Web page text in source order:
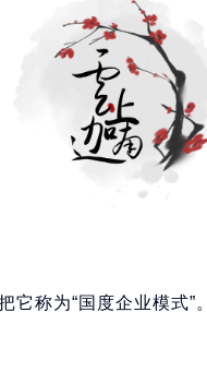
称为“国度企业模式”。